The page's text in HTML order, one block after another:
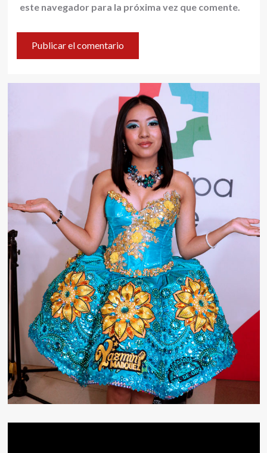
este navegador para la próxima vez que comente.